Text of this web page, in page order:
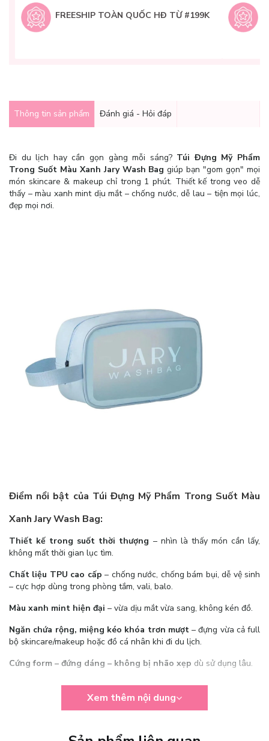
FREESHIP TOÀN QUỐC HĐ TỪ #199K
Thông tin sản phẩm Đánh giá - Hỏi đáp
Đi du lịch hay cần gọn gàng mỗi sáng? Túi Đựng Mỹ Phẩm
Trong Suốt Màu Xanh Jary Wash Bag giúp bạn "gom gọn" mọi
món skincare & makeup chỉ trong 1 phút. Thiết kế trong veo dễ
thấy – màu xanh mint dịu mắt – chống nước, dễ lau – tiện mọi lúc,
đẹp mọi nơi.
Điểm nổi bật của Túi Đựng Mỹ Phẩm Trong Suốt Màu
Xanh Jary Wash Bag:
Thiết kế trong suốt thời thượng – nhìn là thấy món cần lấy,
không mất thời gian lục tìm.
Chất liệu TPU cao cấp – chống nước, chống bám bụi, dễ vệ sinh
– cực hợp dùng trong phòng tắm, vali, balo.
Màu xanh mint hiện đại – vừa dịu mắt vừa sang, không kén đồ.
Ngăn chứa rộng, miệng kéo khóa trơn mượt– đựng vừa cả full
bộ skincare/makeup hoặc đồ cá nhân khi đi du lịch.
Cứng form – đứng dáng – không bị nhão xẹp dù sử dụng lâu.
Xem thêm nội dung